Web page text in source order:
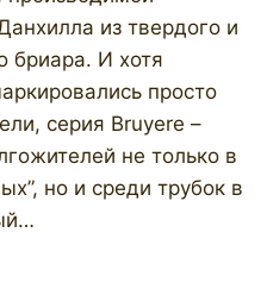
из твердого и
бриара. И хотя
просто
серия Bruyere –
не только в
но и среди трубок в